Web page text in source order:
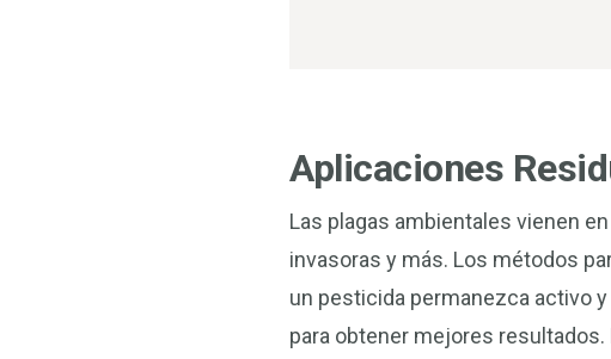
Aplicaciones
Las plagas ambientales vienen
invasoras y más. Los métodos
un pesticida permanezca activo
para obtener mejores